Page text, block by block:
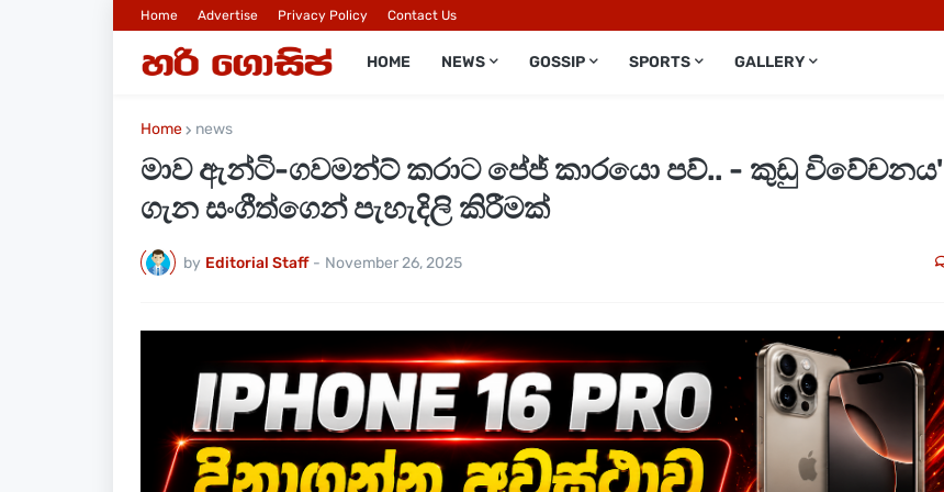
Home Advertise Privacy Policy Contact Us
HOME NEWS GOSSIP SPORTS GALLERY
Home news
මාව ඇන්ටි-ගවමන්ට් කරාට පේජ් කාරයො පව්.. - කුඩු විවේචනය'
ගැන සංගීත්ගෙන් පැහැදිලි කිරීමක්
by Editorial Staff - November 26, 2025